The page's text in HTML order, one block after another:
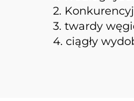
2.
3. twardy
4. ciągły